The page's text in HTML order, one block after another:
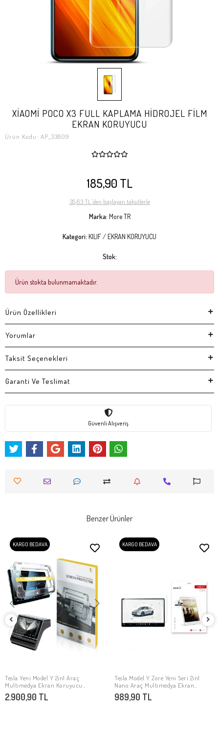
XİAOMİ POCO X3 FULL KAPLAMA HİDROJEL FİLM
EKRAN KORUYUCU
Ürün Kodu: AP_33809
185,90 TL
35,63 TL 'den başlayan taksitlerle
Marka: More TR
Kategori: KILIF / EKRAN KORUYUCU
Stok:
Ürün stokta bulunmamaktadır.
Ürün Özellikleri
Yorumlar
Taksit Seçenekleri
Garanti Ve Teslimat
Güvenli Alışveriş
Benzer Ürünler
KARGO BEDAVA
SEPETE EKLE
Tesla Yeni Model Y 2in1 Araç
Multimedya Ekran Koruyucu
Uygulama Aparatlı Zore Premium
Temperli Cam Ekran Koruyucu
2.900,90 TL
KARGO BEDAVA
SEPETE EKLE
Tesla Model Y Zore Yeni Seri 2in1
Nano Araç Multimedya Ekran
Koruyucu
989,90 TL